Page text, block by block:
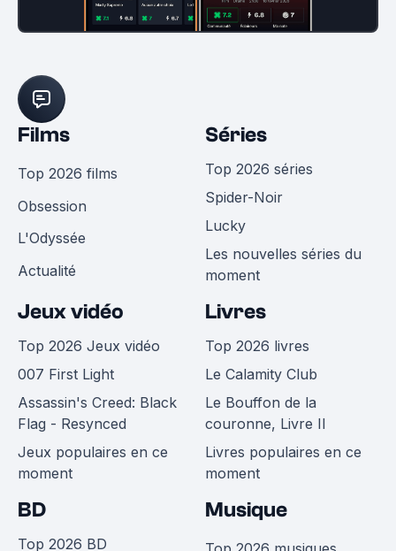
Films
Top 2026 films
Obsession
L'Odyssée
Actualité
Séries
Top 2026 séries
Spider-Noir
Lucky
Les nouvelles séries du
moment
Jeux vidéo
Top 2026 Jeux vidéo
007 First Light
Assassin's Creed: Black
Flag - Resynced
Jeux populaires en ce
moment
Livres
Top 2026 livres
Le Calamity Club
Le Bouffon de la
couronne, Livre II
Livres populaires en ce
moment
BD
Top 2026 BD
Musique